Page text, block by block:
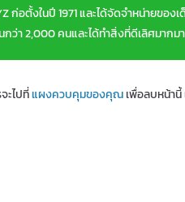
ก่อตั้งในปี 1971 และได้จัดจำหน่ายข
กว่า 2,000 คนและได้ทำสิ่งที่ดีเลิศมาก
ะไปที่แผงควบคุมของคุณเพื่อลบหน้า